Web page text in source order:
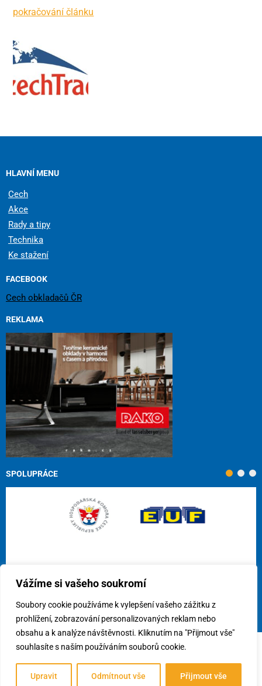
Vážíme si vašeho soukromí
Soubory cookie používáme k vylepšení vašeho zážitku z
prohlížení, zobrazování personalizovaných reklam nebo
obsahu a k analýze návštěvnosti. Kliknutím na "Přijmout vše"
souhlasíte s naším používáním souborů cookie.
Upravit Odmítnout vše Přijmout vše
pokračování článku
HLAVNÍ MENU
Cech
Akce
Rady a tipy
Technika
Ke stažení
FACEBOOK
Cech obkladačů ČR
REKLAMA
SPOLUPRÁCE
© 2026Cech obkladačů ČR, z.s./Využití cookies/Předvolby
souhlasu
Vytvořil:webees s.r.o.